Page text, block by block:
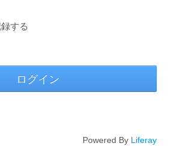
する
ログイン
Powered By Liferay